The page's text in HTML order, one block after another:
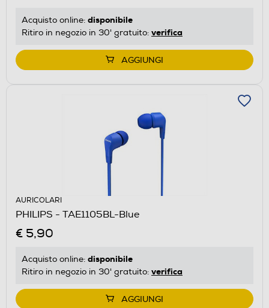
Acquisto online: disponibile
Ritiro in negozio in 30' gratuito: verifica
AGGIUNGI
AURICOLARI
PHILIPS - TAE1105BL-Blue
€ 5,90
Acquisto online: disponibile
Ritiro in negozio in 30' gratuito: verifica
AGGIUNGI